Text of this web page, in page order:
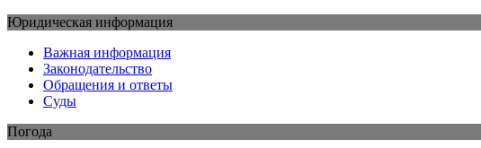
Юридическая информация
Важная информация
Законодательство
Обращения и ответы
Суды
Погода